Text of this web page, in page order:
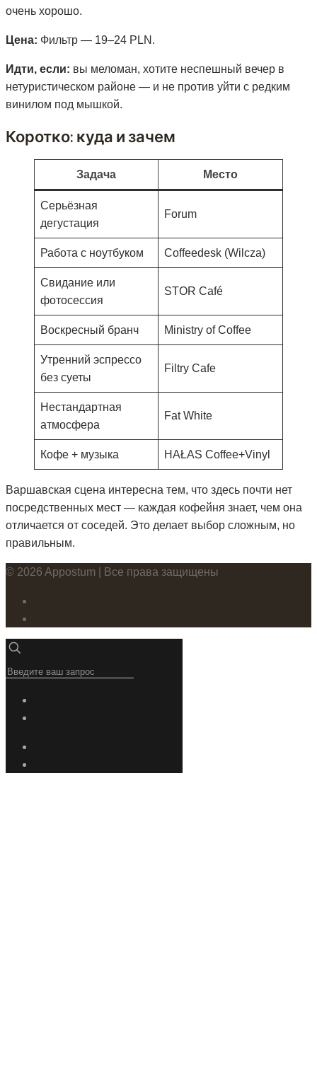
очень хорошо.
Цена: Фильтр — 19–24 PLN.
Идти, если: вы меломан, хотите неспешный вечер в
нетуристическом районе — и не против уйти с редким
винилом под мышкой.
Коротко: куда и зачем
Задача Место
Серьёзная
дегустация
Forum
Работа с ноутбуком Coffeedesk (Wilcza)
Свидание или
фотосессия
STOR Café
Воскресный бранч Ministry of Coffee
Утренний эспрессо
без суеты
Filtry Cafe
Нестандартная
атмосфера
Fat White
Кофе + музыка HAŁAS Coffee+Vinyl
Варшавская сцена интересна тем, что здесь почти нет
посредственных мест — каждая кофейня знает, чем она
отличается от соседей. Это делает выбор сложным, но
правильным.
© 2026 Appostum | Все права защищены